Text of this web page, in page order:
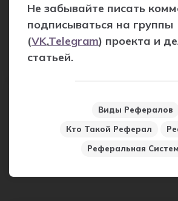
Не забывайте писать
подписываться на группы
(VK,Telegram) проекта и
статьей.
Виды Рефералов
Кто Такой Реферал
Реферальная